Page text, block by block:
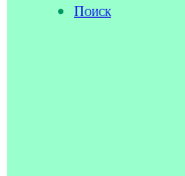
Поиск